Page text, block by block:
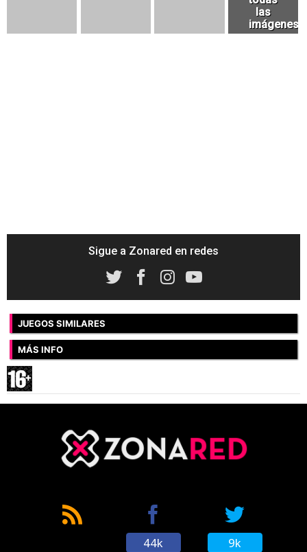
Sigue a Zonared en redes
JUEGOS SIMILARES
MÁS INFO
44k 9k